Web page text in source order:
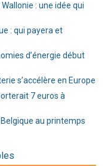
: une idée qui
: qui payera et
d’énergie début
s’accélère en Europe
7 euros à
au printemps